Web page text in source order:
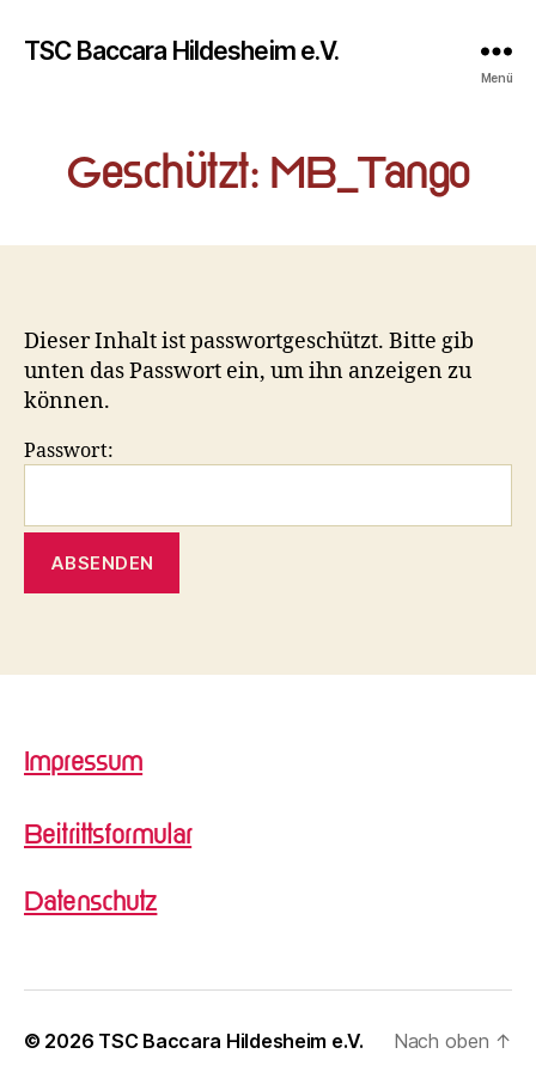
TSC Baccara Hildesheim e.V.
Menü
Geschützt: MB_Tango
Dieser Inhalt ist passwortgeschützt. Bitte gib
unten das Passwort ein, um ihn anzeigen zu
können.
Passwort:
Impressum
Beitrittsformular
Datenschutz
© 2026 TSC Baccara Hildesheim e.V. Nach oben ↑